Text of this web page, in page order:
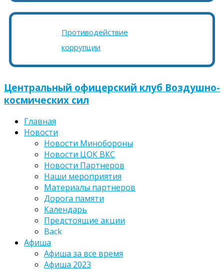
Противодействие
коррупции
Центральный офицерский клуб Воздушно-
космических сил
Главная
Новости
Новости Минобороны
Новости ЦОК ВКС
Новости Партнеров
Наши мероприятия
Материалы партнеров
Дорога памяти
Календарь
Предстоящие акции
Back
Афиша
Афиша за все время
Афиша 2023